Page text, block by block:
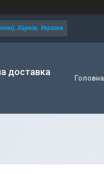
Харків, Україна
доставка
Головна